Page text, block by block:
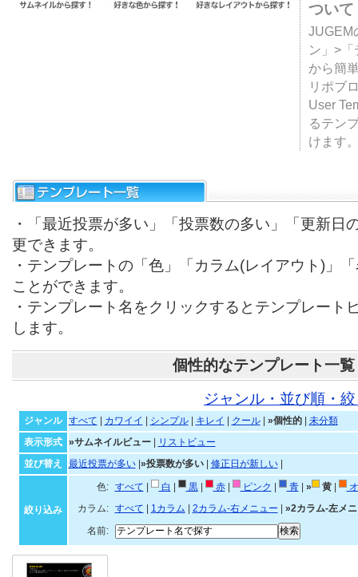
ついて
JUGEM
ン」>
から簡
リポブ
User
るテン
けます
・「最近投票が多い」「投票数の多い」「更新日
更できます。
・テンプレートの「色」「カラム(レイアウト)」
ことができます。
・テンプレート名をクリックするとテンプレート
します。
個性的なテンプレート一覧
ジャンル・並び順・
ジャンル すべて カワイイ シンプル| キレイ クール| »個性的| 未分類
表示形式
»サムネイルビュー|
リストビュー
並び替え
最近投票が多い| »投票数が多い| 修正日が新しい|
絞り込み
色: すべて 白 黒| 赤| ピンク 青| » 黄|
カラム:
すべて 1カラム 2カラム-右メニュー
»2カラム-左メ
名前: